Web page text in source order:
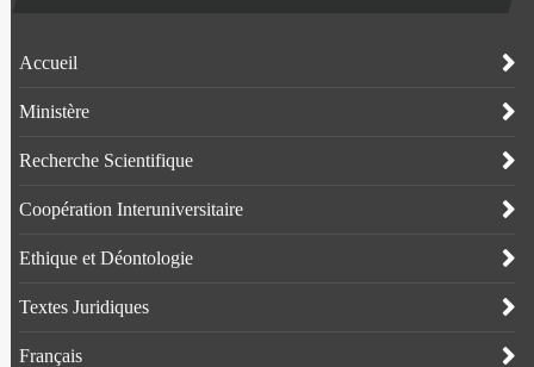
Accueil
Ministère
Recherche Scientifique
Coopération Interuniversitaire
Ethique et Déontologie
Textes Juridiques
Français